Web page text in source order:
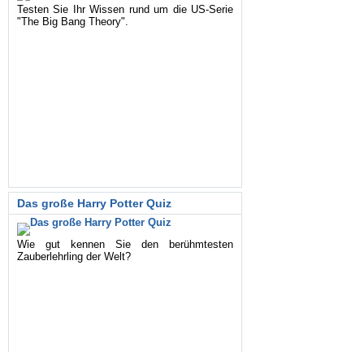
Testen Sie Ihr Wissen rund um die US-Serie
"The Big Bang Theory".
Das große Harry Potter Quiz
Wie gut kennen Sie den berühmtesten
Zauberlehrling der Welt?